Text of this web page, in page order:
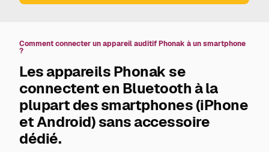
Comment connecter un appareil auditif Phonak à un smartphone
?
Les appareils Phonak se
connectent en Bluetooth à la
plupart des smartphones (iPhone
et Android) sans accessoire
dédié.